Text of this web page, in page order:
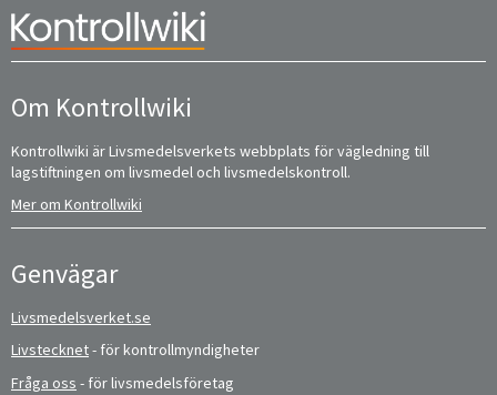
Om Kontrollwiki
Kontrollwiki är Livsmedelsverkets webbplats för vägledning till
lagstiftningen om livsmedel och livsmedelskontroll.
Mer om Kontrollwiki
Genvägar
Livsmedelsverket.se
Livstecknet- för kontrollmyndigheter
Fråga oss - för livsmedelsföretag